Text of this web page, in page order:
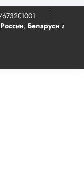
России, Беларуси и